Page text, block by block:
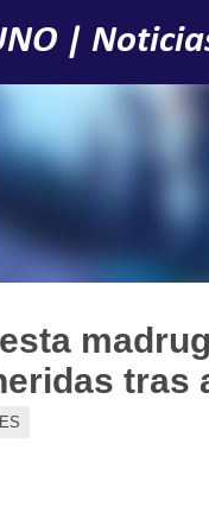
|
tras